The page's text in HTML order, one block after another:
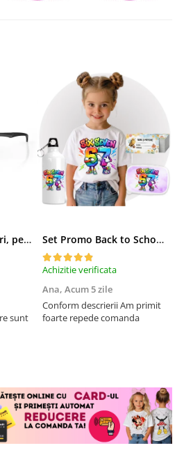
Ochelari de soare gri, pentru barbati, Daniel Klein Sunglasses, DK3250-2 Set Promo Back to School Six Seven 67 – Tricou + Cutie + Bidon Personalizat pentru copilul tău
Achizitie verificata
Ana, Acum 5 zile
Conform descrierii Am primit
foarte repede comanda